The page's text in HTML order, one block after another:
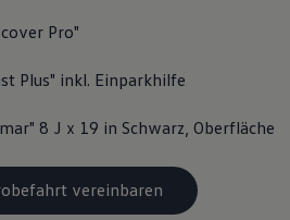
Kontrollleuchten
Pro"
Plus" inkl. Einparkhilfe
8 J x 19 in Schwarz, Oberfläche
vereinbaren